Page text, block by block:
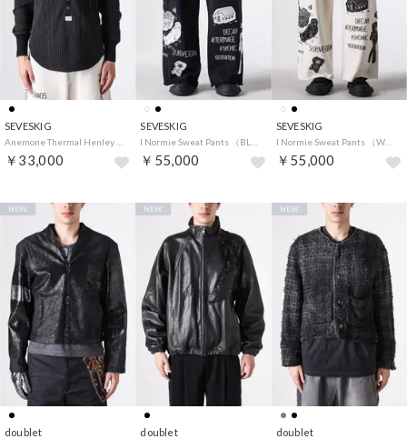
SEVESKIG
￥33,000
SEVESKIG
￥55,000
SEVESKIG
I Normie Sweat Pants （WHITE）
￥55,000
doublet
NEW
doublet
NEW
doublet
NEW